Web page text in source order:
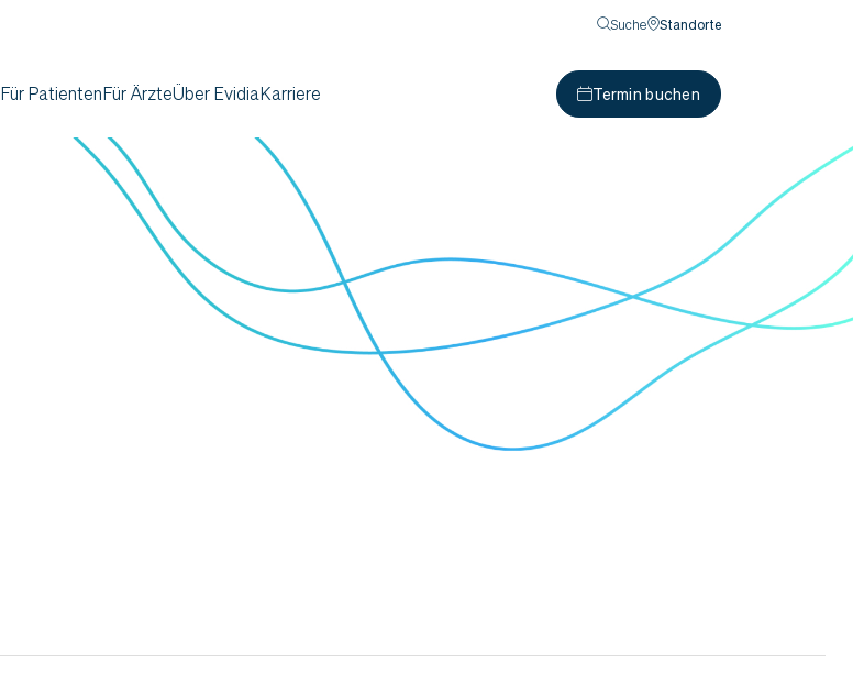
Suche Standorte
Für PatientenFür ÄrzteÜber EvidiaKarriere Termin buchen